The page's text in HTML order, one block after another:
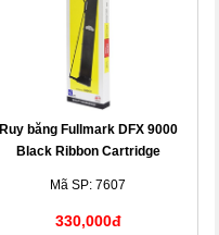
Ruy băng Fullmark DFX 9000
Black Ribbon Cartridge
Mã SP: 7607
330,000đ